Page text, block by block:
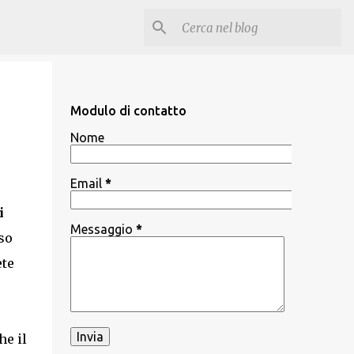
il
Modulo di contatto
Nome
Email *
Messaggio *